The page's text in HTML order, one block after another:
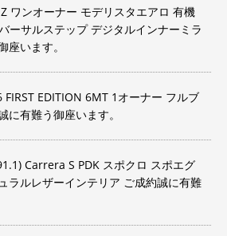
ワンオーナー モデリスタエアロ 有機
ーサルステップ デジタルインナーミラ
座います。
FIRST EDITION 6MT 1オーナー フルブ
に有難う御座います。
Carrera S PDK スポクロ スポエグ
ラルレザーインテリア ご成約誠に有難